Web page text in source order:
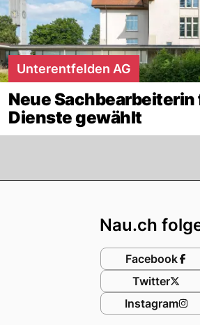
Unterentfelden AG
Neue
Dienste gewählt
Nau.ch
Facebook
Twitter
Instagram